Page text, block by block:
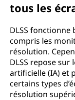
tous les
DLSS fonctionne
compris les
résolution.
DLSS repose sur
artificielle (IA) et
certains types
résolution